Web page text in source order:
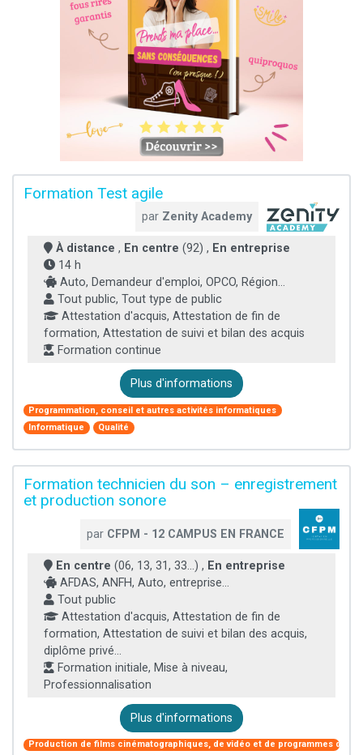
Formation Test agile
par Zenity Academy
À distance , En centre (92) , En entreprise
14 h
Auto, Demandeur d'emploi, OPCO, Région...
Tout public, Tout type de public
Attestation d'acquis, Attestation de fin de
formation, Attestation de suivi et bilan des acquis
Formation continue
Plus d'informations
Programmation, conseil et autres activités informatiques
Informatique
Qualité
Formation technicien du son – enregistrement
et production sonore
par CFPM - 12 CAMPUS EN FRANCE
En centre (06, 13, 31, 33...) , En entreprise
AFDAS, ANFH, Auto, entreprise...
Tout public
Attestation d'acquis, Attestation de fin de
formation, Attestation de suivi et bilan des acquis,
diplôme privé...
Formation initiale, Mise à niveau,
Professionnalisation
Plus d'informations
Production de films cinématographiques, de vidéo et de programmes de